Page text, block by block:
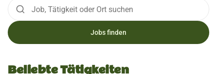
Jobs finden
Beliebte Tätigkeiten